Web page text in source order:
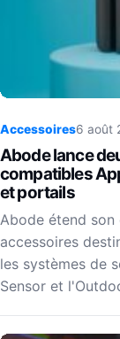
Accessoires6 août
Abode lance
compatibles
et portails
Abode étend
accessoires
les systèmes de
Sensor et